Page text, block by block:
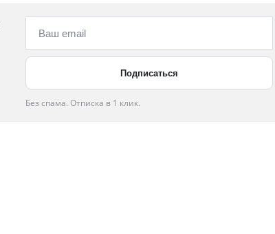
Без спама. Отписка в 1 клик.